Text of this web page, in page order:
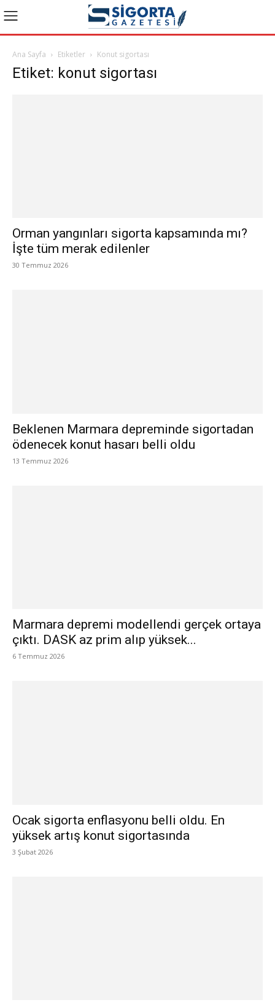
Ana Sayfa Etiketler Konut sigortası
Etiket: konut sigortası
Orman yangınları sigorta kapsamında mı?
İşte tüm merak edilenler
30 Temmuz 2026
Beklenen Marmara depreminde sigortadan
ödenecek konut hasarı belli oldu
13 Temmuz 2026
Marmara depremi modellendi gerçek ortaya
çıktı. DASK az prim alıp yüksek...
6 Temmuz 2026
Ocak sigorta enflasyonu belli oldu. En
yüksek artış konut sigortasında
3 Şubat 2026